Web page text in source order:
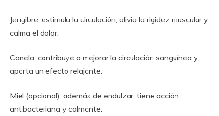
Jengibre: estimula la circulación, alivia la rigidez muscular y
calma el dolor.
Canela: contribuye a mejorar la circulación sanguínea y
aporta un efecto relajante.
Miel (opcional): además de endulzar, tiene acción
antibacteriana y calmante.